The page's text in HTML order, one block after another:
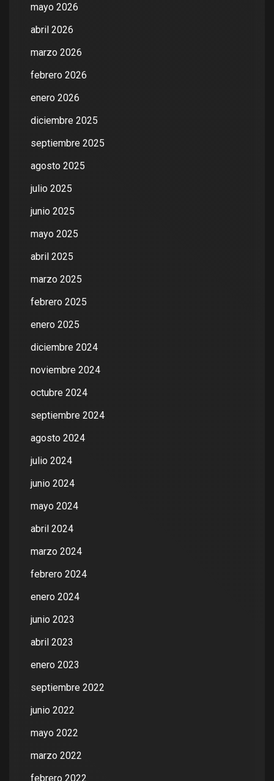
mayo 2026
abril 2026
marzo 2026
febrero 2026
enero 2026
diciembre 2025
septiembre 2025
agosto 2025
julio 2025
junio 2025
mayo 2025
abril 2025
marzo 2025
febrero 2025
enero 2025
diciembre 2024
noviembre 2024
octubre 2024
septiembre 2024
agosto 2024
julio 2024
junio 2024
mayo 2024
abril 2024
marzo 2024
febrero 2024
enero 2024
junio 2023
abril 2023
enero 2023
septiembre 2022
junio 2022
mayo 2022
marzo 2022
febrero 2022